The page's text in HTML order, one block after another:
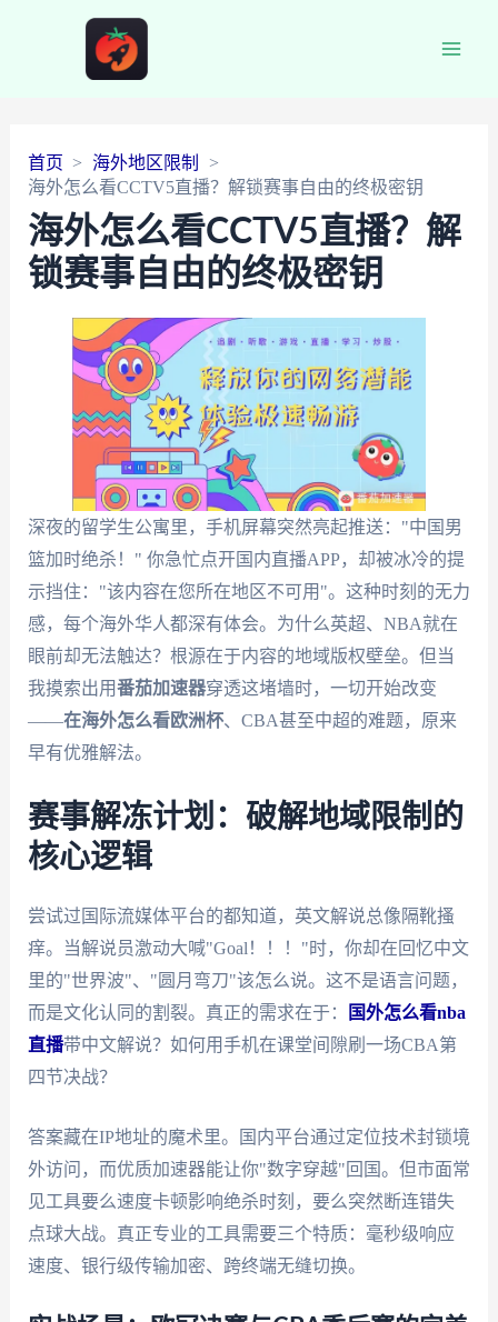
首页
海外地区限制
海外怎么看CCTV5直播？解锁赛事自由的终极密钥
海外怎么看CCTV5直播？解
锁赛事自由的终极密钥
深夜的留学生公寓里，手机屏幕突然亮起推送："中国男
篮加时绝杀！" 你急忙点开国内直播APP，却被冰冷的提
示挡住："该内容在您所在地区不可用"。这种时刻的无力
感，每个海外华人都深有体会。为什么英超、NBA就在
眼前却无法触达？根源在于内容的地域版权壁垒。但当
我摸索出用番茄加速器穿透这堵墙时，一切开始改变
——在海外怎么看欧洲杯、CBA甚至中超的难题，原来
早有优雅解法。
赛事解冻计划：破解地域限制的
核心逻辑
尝试过国际流媒体平台的都知道，英文解说总像隔靴搔
痒。当解说员激动大喊"Goal！！！"时，你却在回忆中文
里的"世界波"、"圆月弯刀"该怎么说。这不是语言问题，
而是文化认同的割裂。真正的需求在于：
国外怎么看nba
直播带中文解说？如何用手机在课堂间隙刷一场CBA第
四节决战？
答案藏在IP地址的魔术里。国内平台通过定位技术封锁境
外访问，而优质加速器能让你"数字穿越"回国。但市面常
见工具要么速度卡顿影响绝杀时刻，要么突然断连错失
点球大战。真正专业的工具需要三个特质：毫秒级响应
速度、银行级传输加密、跨终端无缝切换。